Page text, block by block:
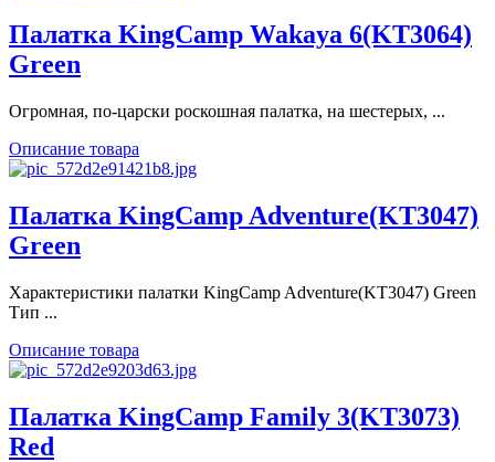
Палатка KingCamp Wakaya 6(KT3064)
Green
Огромная, по-царски роскошная палатка, на шестерых, ...
Описание товара
Палатка KingCamp Adventure(KT3047)
Green
Характеристики палатки KingCamp Adventure(KT3047) Green
Тип ...
Описание товара
Палатка KingCamp Family 3(KT3073)
Red